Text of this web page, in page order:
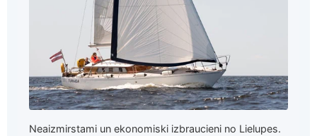
Neaizmirstami un ekonomiski izbraucieni no Lielupes.